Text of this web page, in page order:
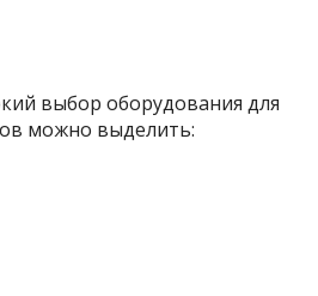
выбор оборудования для
можно выделить: